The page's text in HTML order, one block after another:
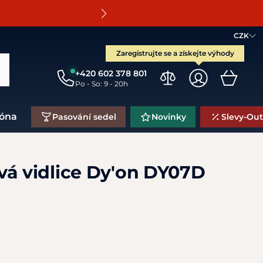
CZK
Zaregistrujte se a získejte výhody
+420 602 378 801
Po - So: 9 - 20h
Pasování sedel Novinky Slevy-
vidlice Dy'on DY07D